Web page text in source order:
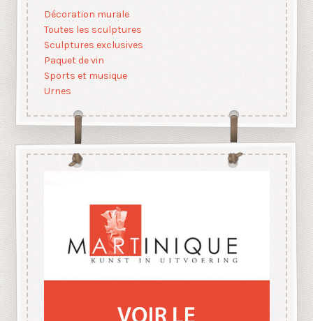
Décoration murale
Toutes les sculptures
Sculptures exclusives
Paquet de vin
Sports et musique
Urnes